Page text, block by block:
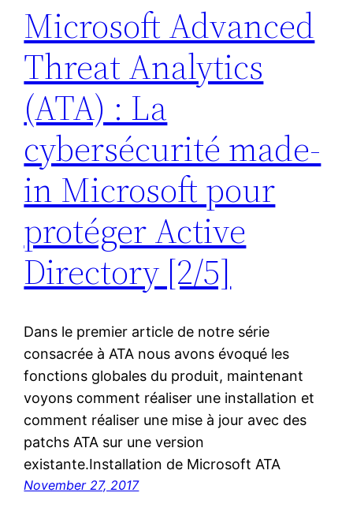
Microsoft Advanced
Threat Analytics
(ATA) : La
cybersécurité made-
in Microsoft pour
protéger Active
Directory [2/5]
Dans le premier article de notre série
consacrée à ATA nous avons évoqué les
fonctions globales du produit, maintenant
voyons comment réaliser une installation et
comment réaliser une mise à jour avec des
patchs ATA sur une version
existante.Installation de Microsoft ATA
November 27, 2017